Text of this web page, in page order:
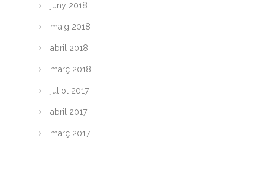
juny 2018
maig 2018
abril 2018
març 2018
juliol 2017
abril 2017
març 2017